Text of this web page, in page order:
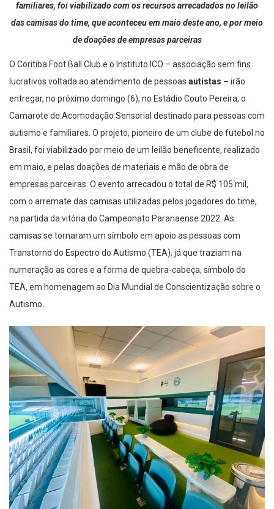
familiares, foi viabilizado com os recursos arrecadados no leilão
das camisas do time, que aconteceu em maio deste ano, e por meio
de doações de empresas parceiras
O Coritiba Foot Ball Club e o Instituto ICO – associação sem fins
lucrativos voltada ao atendimento de pessoas autistas – irão
entregar, no próximo domingo (6), no Estádio Couto Pereira, o
Camarote de Acomodação Sensorial destinado para pessoas com
autismo e familiares. O projeto, pioneiro de um clube de futebol no
Brasil, foi viabilizado por meio de um leilão beneficente, realizado
em maio, e pelas doações de materiais e mão de obra de
empresas parceiras. O evento arrecadou o total de R$ 105 mil,
com o arremate das camisas utilizadas pelos jogadores do time,
na partida da vitória do Campeonato Paranaense 2022. As
camisas se tornaram um símbolo em apoio as pessoas com
Transtorno do Espectro do Autismo (TEA), já que traziam na
numeração as cores e a forma de quebra-cabeça, símbolo do
TEA, em homenagem ao Dia Mundial de Conscientização sobre o
Autismo.